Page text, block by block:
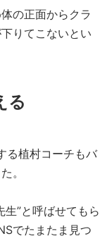
の正面からクラ
りてこないとい
る
る植村コーチもバ
。
”と呼ばせてもら
でたまたま見つ